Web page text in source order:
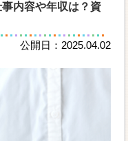
内容や年収は？資
公開日：2025.04.02